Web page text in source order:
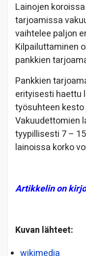
Lainojen
tarjoamissa
vaihtelee paljon
Kilpailuttaminen
pankkien
Pankkien
erityisesti haettu
työsuhteen
Vakuudettomien
tyypillisesti 7 –
lainoissa korko
Artikkelin on
Kuvan lähteet: